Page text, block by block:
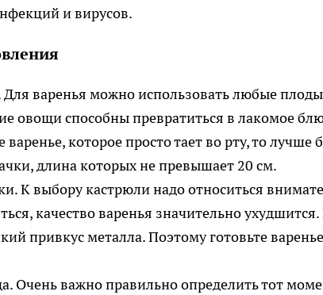
и вирусов.
Для варенья можно использовать любые
овощи способны превратиться в лакомое
которое просто тает во рту, то лучше
длина которых не превышает 20 см.
. К выбору кастрюли надо относиться
качество варенья значительно
привкус металла. Поэтому готовьте
. Очень важно правильно определить тот